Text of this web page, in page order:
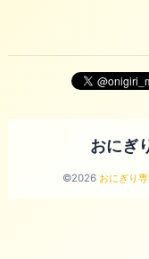
おにぎ
©2026 おにぎり